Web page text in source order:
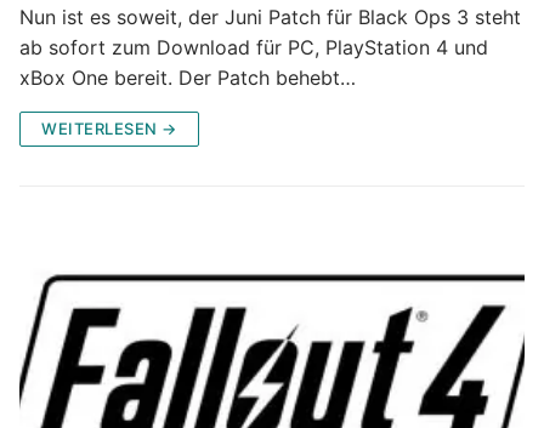
Nun ist es soweit, der Juni Patch für Black Ops 3 steht
ab sofort zum Download für PC, PlayStation 4 und
xBox One bereit. Der Patch behebt…
WEITERLESEN →